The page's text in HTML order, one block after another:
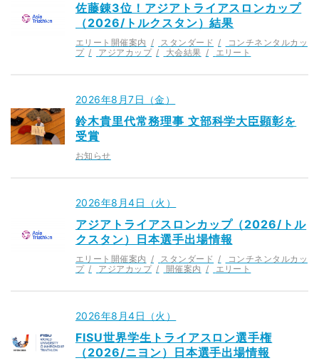
佐藤錬3位！アジアトライアスロンカップ
（2026/トルクスタン）結果
エリート開催案内 スタンダード
コンチネンタルカッ
プ
アジアカップ 大会結果 エリート
2026年8月7日（金）
鈴木貴里代常務理事 文部科学大臣顕彰を
受賞
お知らせ
2026年8月4日（火）
アジアトライアスロンカップ（2026/トル
クスタン）日本選手出場情報
エリート開催案内 スタンダード
コンチネンタルカッ
プ
アジアカップ 開催案内 エリート
2026年8月4日（火）
FISU世界学生トライアスロン選手権
（2026/ニヨン）日本選手出場情報